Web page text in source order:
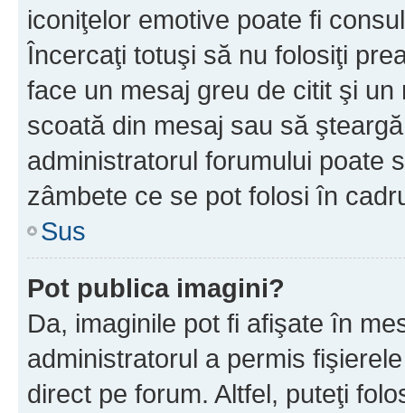
iconiţelor emotive poate fi
Încercaţi totuşi să nu folosiţi
face un mesaj greu de citit şi
scoată din mesaj sau să
administratorul forumului poate
zâmbete ce se pot folosi în
Sus
Pot publica imagini?
Da, imaginile pot fi afişate în
administratorul a permis
direct pe forum. Altfel, puteţi